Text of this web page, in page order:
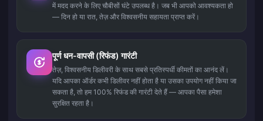
में मदद करने के लिए चौबीसों घंटे उपलब्ध है। जब भी आपको आवश्यकता हो
— दिन हो या रात, तेज़ और विश्वसनीय सहायता प्राप्त करें।
पूर्ण धन-वापसी (रिफंड) गारंटी
तेज़, विश्वसनीय डिलीवरी के साथ सबसे प्रतिस्पर्धी कीमतों का आनंद लें।
यदि आपका ऑर्डर कभी डिलीवर नहीं होता है या उसका उपयोग नहीं किया जा
सकता है, तो हम 100% रिफंड की गारंटी देते हैं — आपका पैसा हमेशा
सुरक्षित रहता है।